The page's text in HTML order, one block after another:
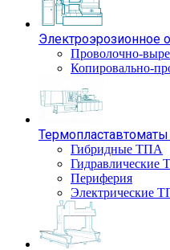
Электроэрозионное
Проволочно-
Копировально-
Гибридные ТПА
Гидравлические
Периферия
Электрические